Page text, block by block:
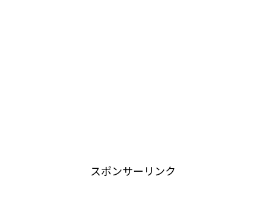
スポンサーリンク